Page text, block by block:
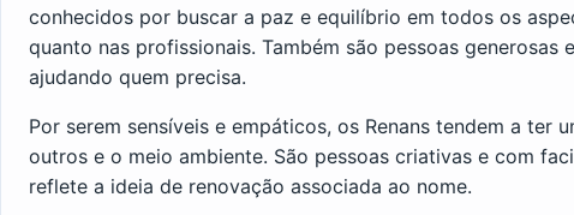
conhecidos por buscar a paz e equilíbrio em todos os
quanto nas profissionais. Também são pessoas
ajudando quem precisa.
Por serem sensíveis e empáticos, os Renans tendem a ter
outros e o meio ambiente. São pessoas criativas e com
reflete a ideia de renovação associada ao nome.